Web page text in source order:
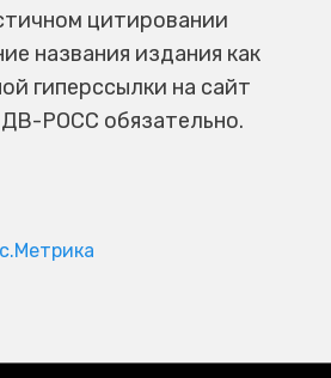
цитировании
названия издания как
гиперссылки на сайт
РОСС обязательно.